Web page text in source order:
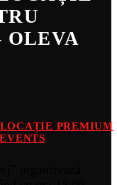
OLEVA
PREMIUM